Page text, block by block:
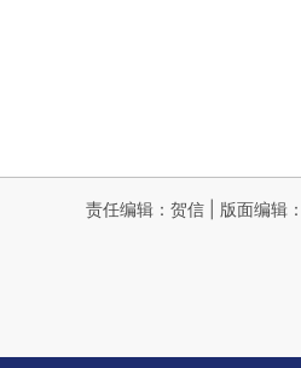
责任编辑：贺信 | 版面编辑